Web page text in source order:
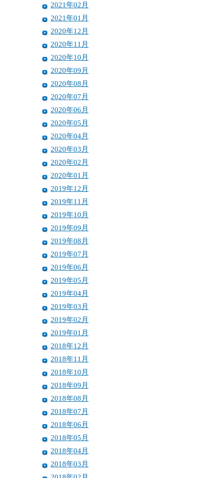
2021年02月
2021年01月
2020年12月
2020年11月
2020年10月
2020年09月
2020年08月
2020年07月
2020年06月
2020年05月
2020年04月
2020年03月
2020年02月
2020年01月
2019年12月
2019年11月
2019年10月
2019年09月
2019年08月
2019年07月
2019年06月
2019年05月
2019年04月
2019年03月
2019年02月
2019年01月
2018年12月
2018年11月
2018年10月
2018年09月
2018年08月
2018年07月
2018年06月
2018年05月
2018年04月
2018年03月